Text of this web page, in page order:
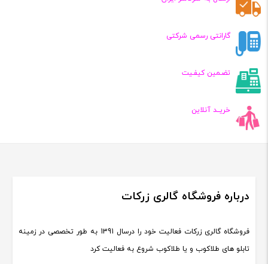
گارانتی رسمی شرکتی
تضـمین کیفـیت
خریــد آنلاین
درباره فروشگاه گالری زرکات
فروشگاه گالری زرکات فعالیت خود را درسال 1391 به طور تخصصی در زمینه
تابلو های طلاکوب و یا طلاکوب شروع به فعالیت کرد